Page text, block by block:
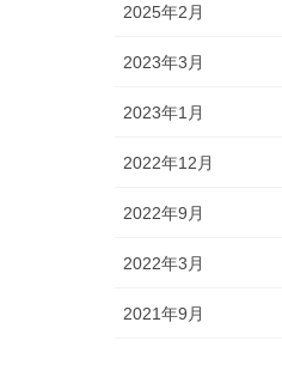
2025年2月
2023年3月
2023年1月
2022年12月
2022年9月
2022年3月
2021年9月